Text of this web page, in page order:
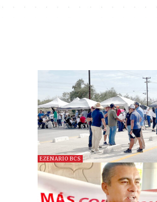
EZENARIO BCS